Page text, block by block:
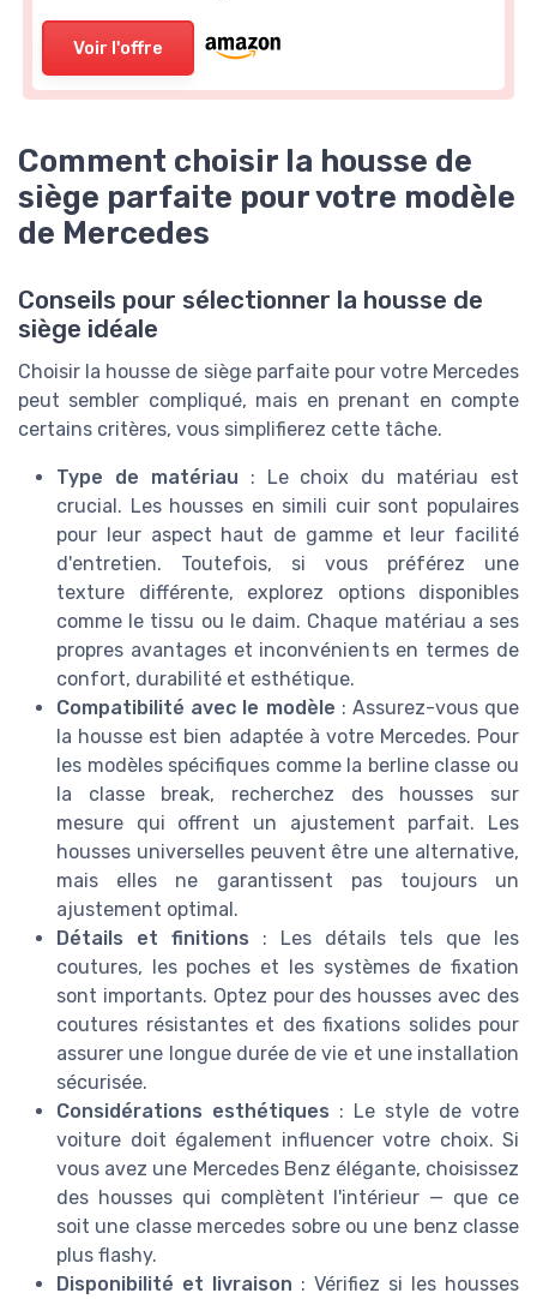
Voir l'offre
Comment choisir la housse de
siège parfaite pour votre modèle
de Mercedes
Conseils pour sélectionner la housse de
siège idéale
Choisir la housse de siège parfaite pour votre Mercedes
peut sembler compliqué, mais en prenant en compte
certains critères, vous simplifierez cette tâche.
Type de matériau : Le choix du matériau est
crucial. Les housses en simili cuir sont populaires
pour leur aspect haut de gamme et leur facilité
d'entretien. Toutefois, si vous préférez une
texture différente, explorez options disponibles
comme le tissu ou le daim. Chaque matériau a ses
propres avantages et inconvénients en termes de
confort, durabilité et esthétique.
Compatibilité avec le modèle : Assurez-vous que
la housse est bien adaptée à votre Mercedes. Pour
les modèles spécifiques comme la berline classe ou
la classe break, recherchez des housses sur
mesure qui offrent un ajustement parfait. Les
housses universelles peuvent être une alternative,
mais elles ne garantissent pas toujours un
ajustement optimal.
Détails et finitions : Les détails tels que les
coutures, les poches et les systèmes de fixation
sont importants. Optez pour des housses avec des
coutures résistantes et des fixations solides pour
assurer une longue durée de vie et une installation
sécurisée.
Considérations esthétiques : Le style de votre
voiture doit également influencer votre choix. Si
vous avez une Mercedes Benz élégante, choisissez
des housses qui complètent l'intérieur — que ce
soit une classe mercedes sobre ou une benz classe
plus flashy.
Disponibilité et livraison : Vérifiez si les housses